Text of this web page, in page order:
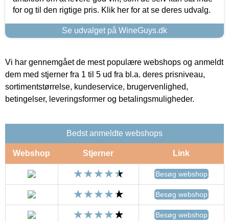
for og til den rigtige pris. Klik her for at se deres udvalg.
Se udvalget på WineGuys.dk
Vi har gennemgået de mest populære webshops og anmeldt
dem med stjerner fra 1 til 5 ud fra bl.a. deres prisniveau,
sortimentstørrelse, kundeservice, brugervenlighed,
betingelser, leveringsformer og betalingsmuligheder.
Bedst anmeldte webshops
Webshop Stjerner Link
Besøg webshop
Besøg webshop
Besøg webshop